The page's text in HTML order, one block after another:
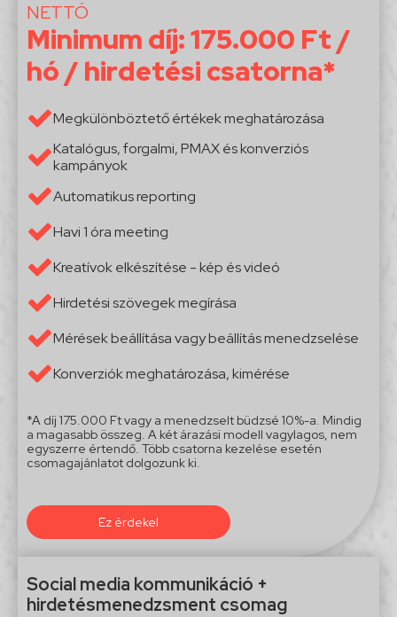
NETTÓ
Minimum díj: 175.000 Ft /
hó / hirdetési csatorna*
Megkülönböztető értékek meghatározása
Katalógus, forgalmi, PMAX és konverziós
kampányok
Automatikus reporting
Havi 1 óra meeting
Kreatívok elkészítése - kép és videó
Hirdetési szövegek megírása
Mérések beállítása vagy beállítás menedzselése
Konverziók meghatározása, kimérése
*A díj 175.000 Ft vagy a menedzselt büdzsé 10%-a. Mindig
a magasabb összeg. A két árazási modell vagylagos, nem
egyszerre értendő. Több csatorna kezelése esetén
csomagajánlatot dolgozunk ki.
Ez érdekel
Social media kommunikáció +
hirdetésmenedzsment csomag